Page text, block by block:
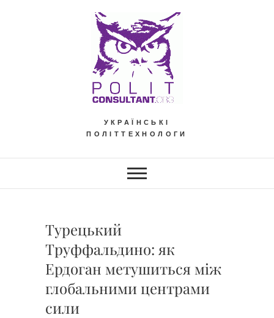
УКРАЇНСЬКІ
ПОЛІТТЕХНОЛОГИ
Турецький
Труффальдино: як
Ердоган метушиться між
глобальними центрами
сили